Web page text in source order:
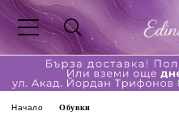
Начало Обувки